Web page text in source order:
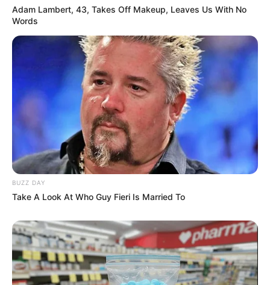
Ferienwohnungen, Ferienhäuser und Unterkünfte gibt
es unterwww.tourist-online.de
Das Wissen, das die Bauern schon seit Jahrtausenden
bei der Tier- und Pflanzenzucht anwenden, hatte
Charles Darwin 1858 der universitären Welt gelehrt. Die
mussten die Abstammungslehre ja endlich auch mal
Adam Lambert, 43, Takes Off Makeup, Leaves Us With No
Words
BUZZ DAY
Take A Look At Who Guy Fieri Is Married To